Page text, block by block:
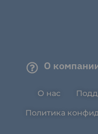
О
О нас
Политика